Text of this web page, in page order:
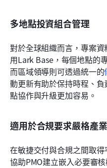
多地點投資組合管理
對於全球組織而言，專案
用Lark Base，每個地點的
而區域領導則可透過統一的
動更新有助於保持時程、
點協作與升級更加容易。
適用於合規要求嚴格產
在敏捷交付與合規之間取
協助PMO建立嵌入必要審